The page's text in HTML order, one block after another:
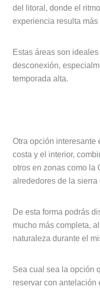
del litoral, donde el
experiencia resulta más
Estas áreas son
desconexión,
temporada alta.
Otra opción interesante
costa y el interior,
otros en zonas como la
alrededores de la sierra
De esta forma podrás
mucho más completa,
naturaleza durante el
Sea cual sea la opción
reservar con antelación